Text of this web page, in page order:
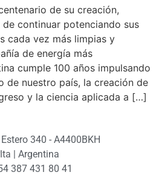
de su creación,
continuar potenciando sus
cada vez más limpias y
de energía más
cumple 100 años impulsando
de nuestro país, la creación de
y la ciencia aplicada a […]
340 - A4400BKH
| Argentina
387 431 80 41